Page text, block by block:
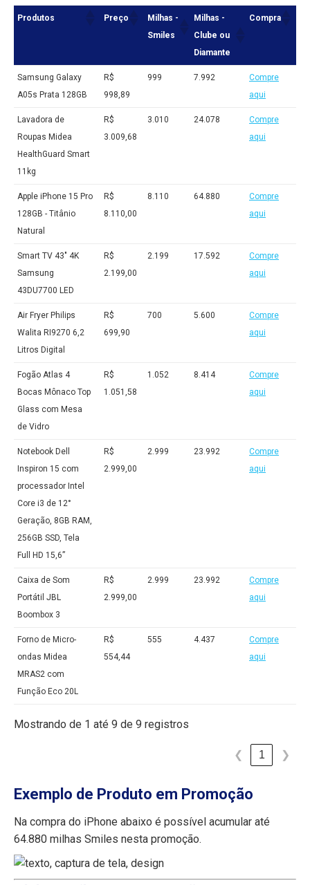
Produtos Preço
Milhas -
Smiles
Milhas -
Clube ou
Diamante
Compra
Samsung Galaxy
A05s Prata 128GB
R$
998,89
999 7.992
Compre
aqui
Lavadora de
Roupas Midea
HealthGuard Smart
11kg
R$
3.009,68
3.010 24.078
Compre
aqui
Apple iPhone 15 Pro
128GB - Titânio
Natural
R$
8.110,00
8.110 64.880
Compre
aqui
Smart TV 43" 4K
Samsung
43DU7700 LED
R$
2.199,00
2.199 17.592
Compre
aqui
Air Fryer Philips
Walita RI9270 6,2
Litros Digital
R$
699,90
700 5.600
Compre
aqui
Fogão Atlas 4
Bocas Mônaco Top
Glass com Mesa
de Vidro
R$
1.051,58
1.052 8.414
Compre
aqui
Notebook Dell
Inspiron 15 com
processador Intel
Core i3 de 12°
Geração, 8GB RAM,
256GB SSD, Tela
Full HD 15,6”
R$
2.999,00
2.999 23.992
Compre
aqui
Caixa de Som
Portátil JBL
Boombox 3
R$
2.999,00
2.999 23.992
Compre
aqui
Forno de Micro-
ondas Midea
MRAS2 com
Função Eco 20L
R$
554,44
555 4.437
Compre
aqui
Mostrando de 1 até 9 de 9 registros
❮ 1 ❯
Exemplo de Produto em Promoção
Na compra do iPhone abaixo é possível acumular até
64.880 milhas Smiles nesta promoção.